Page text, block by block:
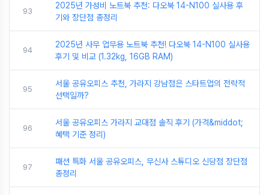
93
2025년 가성비 노트북 추천: 다오북 14-N100 실사용 후
기와 장단점 총정리
94
2025년 사무 업무용 노트북 추천! 다오북 14-N100 실사용
후기 및 비교 (1.32kg, 16GB RAM)
95
서울 공유오피스 추천, 가라지 강남점은 스타트업의 전략적
선택일까?
96
서울 공유오피스 가라지 교대점 솔직 후기 (가격&middot;
혜택 기준 정리)
97
패션 특화 서울 공유오피스, 무신사 스튜디오 신당점 장단점
총정리